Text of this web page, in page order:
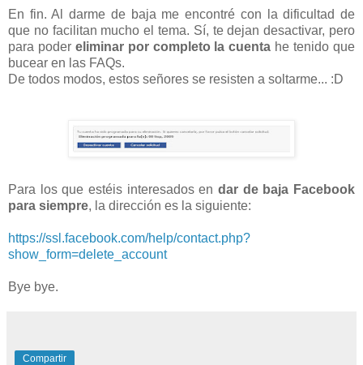
En fin. Al darme de baja me encontré con la dificultad de
que no facilitan mucho el tema. Sí, te dejan desactivar, pero
para poder eliminar por completo la cuenta he tenido que
bucear en las FAQs.
De todos modos, estos señores se resisten a soltarme... :D
Para los que estéis interesados en dar de baja Facebook
para siempre, la dirección es la siguiente:
https://ssl.facebook.com/help/contact.php?
show_form=delete_account
Bye bye.
Compartir